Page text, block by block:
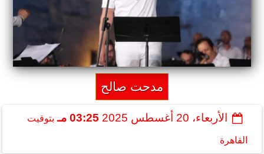
مدحت صالح
الأربعاء، 20 أغسطس 2025 03:25 مـ بتوقيت
القاهرة